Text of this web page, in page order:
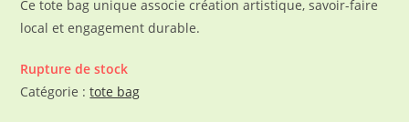
Ce tote bag unique associe création artistique, savoir-faire
local et engagement durable.
Rupture de stock
Catégorie :tote bag